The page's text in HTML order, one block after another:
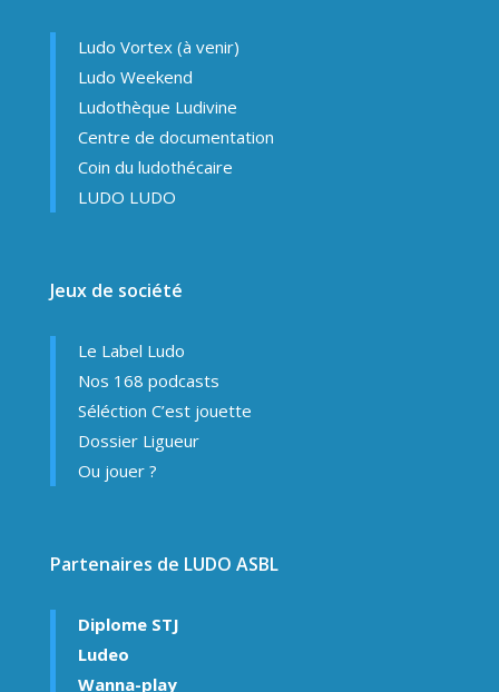
Ludo Vortex (à venir)
Ludo Weekend
Ludothèque Ludivine
Centre de documentation
Coin du ludothécaire
LUDO LUDO
Jeux de société
Le Label Ludo
Nos 168 podcasts
Séléction C’est jouette
Dossier Ligueur
Ou jouer ?
Partenaires de LUDO ASBL
Diplome STJ
Ludeo
Wanna-play